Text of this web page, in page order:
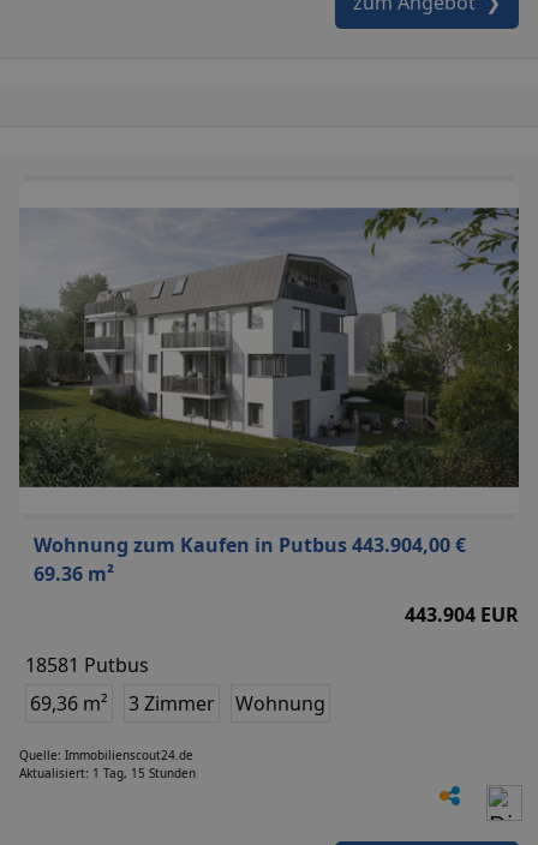
Wohnung zum Kaufen in Putbus 443.904,00 €
69.36 m²
443.904 EUR
18581 Putbus
69,36 m²
3 Zimmer Wohnung
Quelle: Immobilienscout24.de
Aktualisiert: 1 Tag, 15 Stunden